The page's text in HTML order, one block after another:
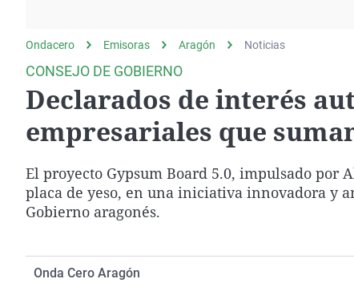
gato
Operación Viuda
Negra
Navarra
Ondacero Emisoras Aragón Noticias
CONSEJO DE GOBIERNO
Declarados de interés
empresariales que
El proyecto Gypsum Board 5.0, impulsado
placa de yeso, en una iniciativa innovadora y
Gobierno aragonés.
Onda Cero Aragón